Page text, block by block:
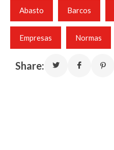
Abasto Barcos
Empresas Normas
Share: